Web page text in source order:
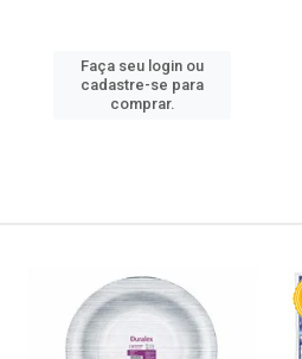
Faça seu login ou
cadastre-se para
comprar.